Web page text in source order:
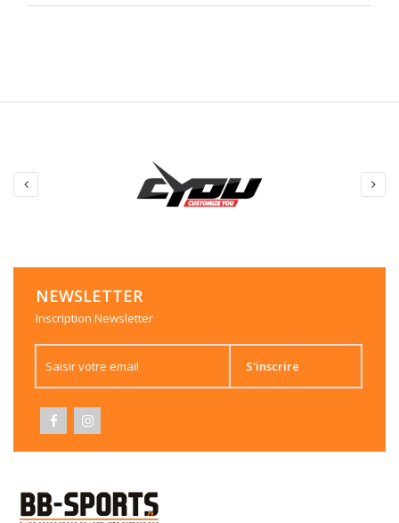
NEWSLETTER
Inscription Newsletter
S'inscrire